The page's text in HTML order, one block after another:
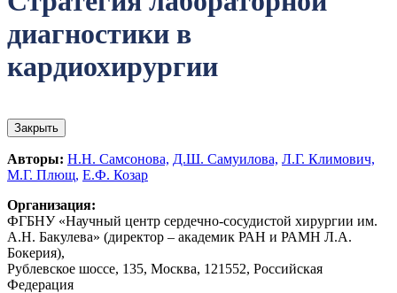
диагностики в
кардиохирургии
Закрыть
Авторы: Н.Н. Самсонова, Д.Ш. Самуилова, Л.Г. Климович,
М.Г. Плющ, Е.Ф. Козар
Организация:
ФГБНУ «Научный центр сердечно-сосудистой хирургии им.
А.Н. Бакулева» (директор – академик РАН и РАМН Л.А.
Бокерия),
Рублевское шоссе, 135, Москва, 121552, Российская
Федерация